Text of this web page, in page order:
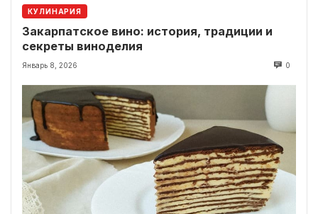
КУЛИНАРИЯ
Закарпатское вино: история, традиции и
секреты виноделия
Январь 8, 2026 0